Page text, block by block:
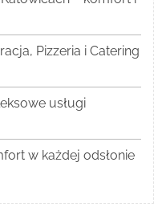
Pizzeria i Catering
usługi
w każdej odsłonie